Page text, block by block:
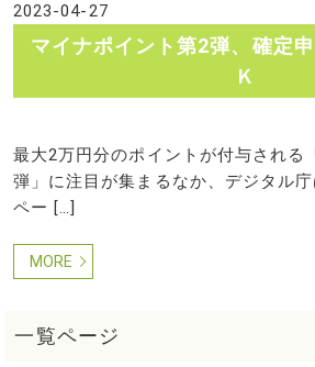
2023-04-27
マイナポイント第2弾、確定
Ｋ
最大2万円分のポイントが付与される
弾」に注目が集まるなか、デジタル
ペー […]
MORE